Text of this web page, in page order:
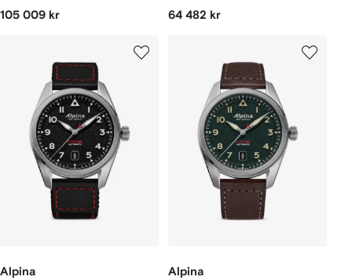
105 009 kr 64 482 kr
Alpina Alpina